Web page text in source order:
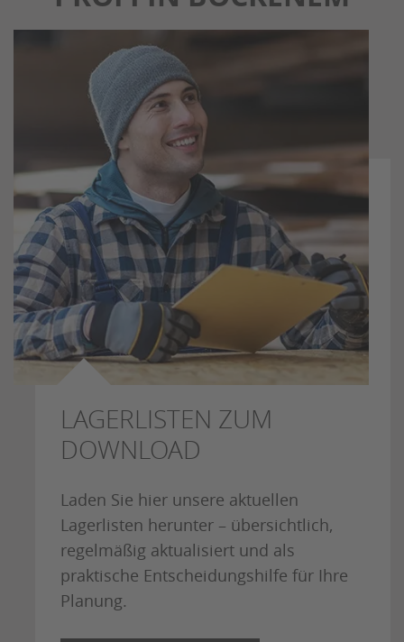
LAGERLISTEN ZUM
DOWNLOAD
Laden Sie hier unsere aktuellen
Lagerlisten herunter – übersichtlich,
regelmäßig aktualisiert und als
praktische Entscheidungshilfe für Ihre
Planung.